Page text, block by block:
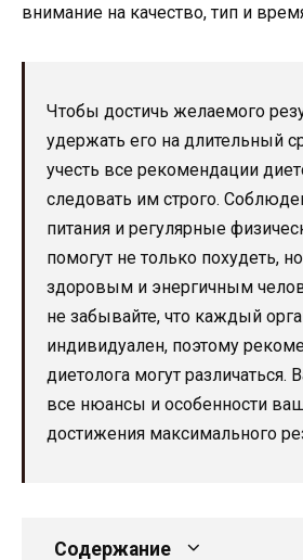
внимание на качество, тип и
Чтобы достичь желаемого
удержать его на длительный
учесть все рекомендации
следовать им строго.
питания и регулярные
помогут не только похудеть,
здоровым и энергичным
не забывайте, что каждый
индивидуален, поэтому
диетолога могут различаться.
все нюансы и особенности
достижения максимального
Содержание